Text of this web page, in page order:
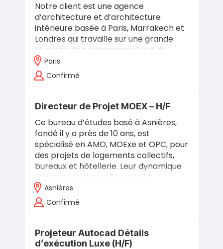
Notre client est une agence
d’architecture et d’architecture
intérieure basée à Paris, Marrakech et
Londres qui travaille sur une grande
diversité de programmes haut de
gamme : résidences privées, hôtels,
restaurants,…
Paris
Confirmé
Directeur de Projet MOEX – H/F
Ce bureau d’études basé à Asnières,
fondé il y a près de 10 ans, est
spécialisé en AMO, MOExe et OPC, pour
des projets de logements collectifs,
bureaux et hôtellerie. Leur dynamique
d’expansion les amène aussi à…
Asnières
Confirmé
Projeteur Autocad Détails
d’exécution Luxe (H/F)